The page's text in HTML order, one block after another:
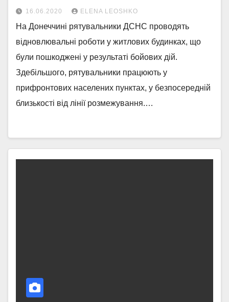
16.06.2020 ELENA LEOSHKO
На Донеччині рятувальники ДСНС проводять
відновлювальні роботи у житлових будинках, що
були пошкоджені у результаті бойових дій.
Здебільшого, рятувальники працюють у
прифронтових населених пунктах, у безпосередній
близькості від лінії розмежування.…